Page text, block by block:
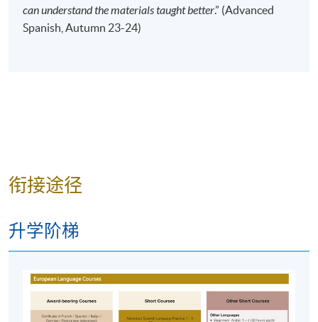
can understand the materials taught better.” (Advanced
Spanish, Autumn 23-24)
衔接途径
升学阶梯